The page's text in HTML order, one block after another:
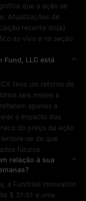
que a ação se
Atualizações de
ao vivo e na seção
Fund, LLCestá
apenas a
o impacto dos
do preço da ação
lembre-se de que
futuros.
relação à sua
a Fundrise Innovation
$ 31.01 e uma